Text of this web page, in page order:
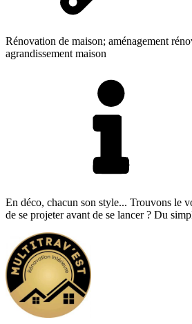
Rénovation de maison; aménagement
agrandissement maison
En déco, chacun son style... Trouvons le
de se projeter avant de se lancer ? Du